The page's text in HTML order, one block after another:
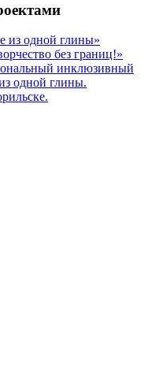
из одной глины»
без границ!»
инклюзивный
одной глины.